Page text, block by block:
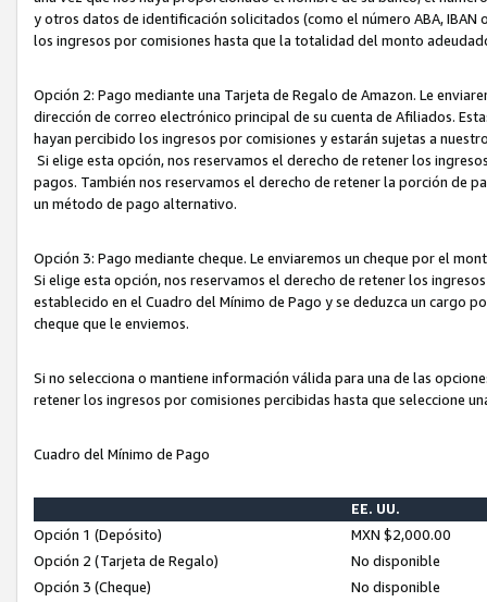
y otros datos de identificación solicitados (como el número ABA,
los ingresos por comisiones hasta que la totalidad del monto
Opción 2: Pago mediante una Tarjeta de Regalo de Amazon. Le
dirección de correo electrónico principal de su cuenta de Afiliados.
hayan percibido los ingresos por comisiones y estarán sujetas a
Si elige esta opción, nos reservamos el derecho de retener los
pagos. También nos reservamos el derecho de retener la porción de
un método de pago alternativo.
Opción 3: Pago mediante cheque. Le enviaremos un cheque por el
Si elige esta opción, nos reservamos el derecho de retener los
establecido en el Cuadro del Mínimo de Pago y se deduzca un cargo
cheque que le enviemos.
Si no selecciona o mantiene información válida para una de las
retener los ingresos por comisiones percibidas hasta que seleccione
Cuadro del Mínimo de Pago
EE. UU.
Opción 1 (Depósito)
MXN $2,000.00
Opción 2 (Tarjeta de Regalo)
No disponible
Opción 3 (Cheque)
No disponible